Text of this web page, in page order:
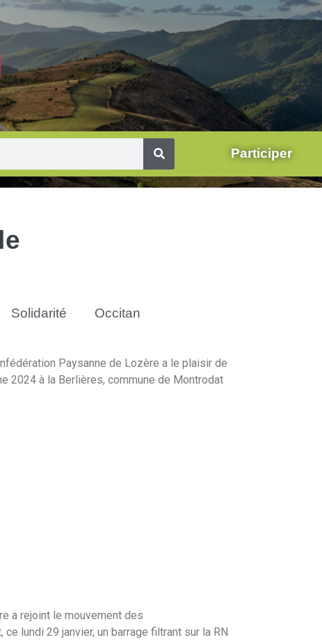
Participer
Solidarité Occitan
Paysanne de Lozère a le plaisir de
2024 à la Berlières, commune de Montrodat
a rejoint le mouvement des
lundi 29 janvier, un barrage filtrant sur la RN